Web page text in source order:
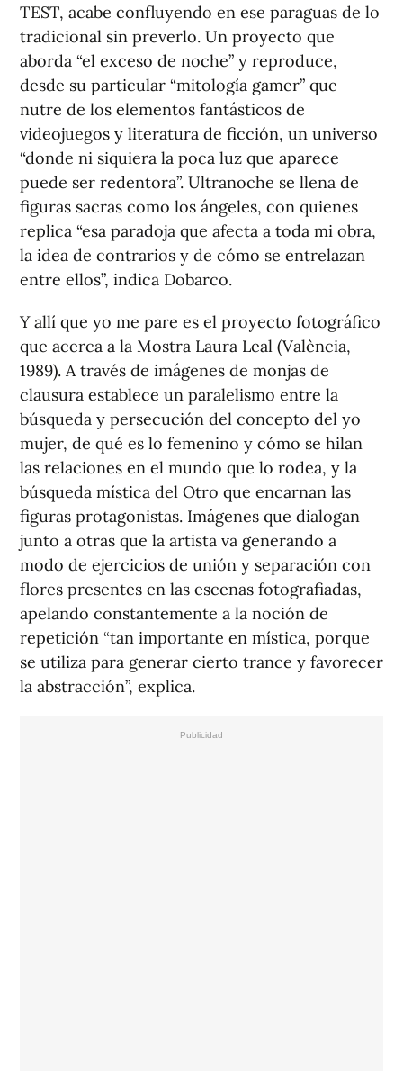
TEST, acabe confluyendo en ese paraguas de lo
tradicional sin preverlo. Un proyecto que
aborda “el exceso de noche” y reproduce,
desde su particular “mitología gamer” que
nutre de los elementos fantásticos de
videojuegos y literatura de ficción, un universo
“donde ni siquiera la poca luz que aparece
puede ser redentora”. Ultranoche se llena de
figuras sacras como los ángeles, con quienes
replica “esa paradoja que afecta a toda mi obra,
la idea de contrarios y de cómo se entrelazan
entre ellos”, indica Dobarco.
Y allí que yo me pare es el proyecto fotográfico
que acerca a la Mostra Laura Leal (València,
1989). A través de imágenes de monjas de
clausura establece un paralelismo entre la
búsqueda y persecución del concepto del yo
mujer, de qué es lo femenino y cómo se hilan
las relaciones en el mundo que lo rodea, y la
búsqueda mística del Otro que encarnan las
figuras protagonistas. Imágenes que dialogan
junto a otras que la artista va generando a
modo de ejercicios de unión y separación con
flores presentes en las escenas fotografiadas,
apelando constantemente a la noción de
repetición “tan importante en mística, porque
se utiliza para generar cierto trance y favorecer
la abstracción”, explica.